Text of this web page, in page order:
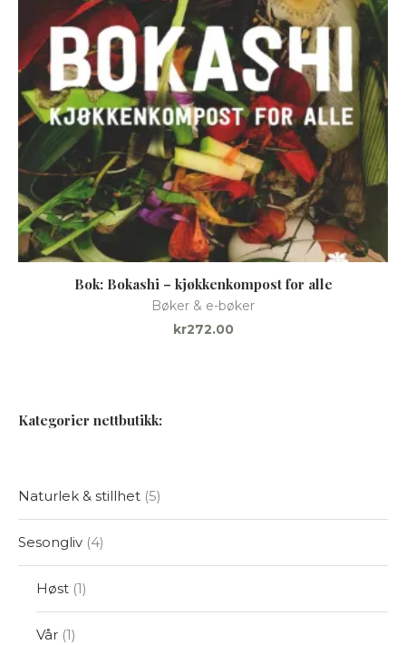
Bok: Bokashi – kjøkkenkompost for alle
Bøker & e-bøker
kr272.00
Kategorier nettbutikk:
Naturlek & stillhet 5
Sesongliv 4
Høst 1
Vår 1